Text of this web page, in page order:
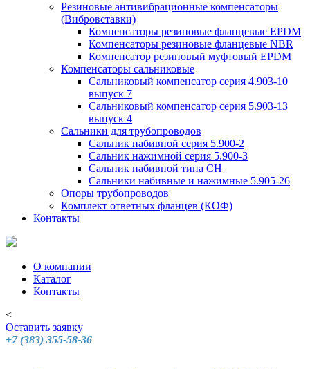
Резиновые антивибрационные компенсаторы
(Вибровставки)
Компенсаторы резиновые фланцевые EPDM
Компенсаторы резиновые фланцевые NBR
Компенсатор резиновый муфтовый EPDM
Компенсаторы сальниковые
Сальниковый компенсатор серия 4.903-10
выпуск 7
Сальниковый компенсатор серия 5.903-13
выпуск 4
Сальники для трубопроводов
Сальник набивной серия 5.900-2
Сальник нажимной серия 5.900-3
Сальник набивной типа СН
Сальники набивные и нажимные 5.905-26
Опоры трубопроводов
Комплект ответных фланцев (КОФ)
Контакты
О компании
Каталог
Контакты
<
Оставить заявку
+7 (383) 355-58-36